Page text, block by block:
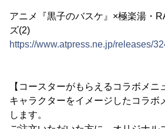
アニメ『黒子のバスケ』×極楽湯・
ズ(2)
https://www.atpress.ne.jp/releases/
【コースターがもらえるコラボメニ
キャラクターをイメージしたコラボ
します。